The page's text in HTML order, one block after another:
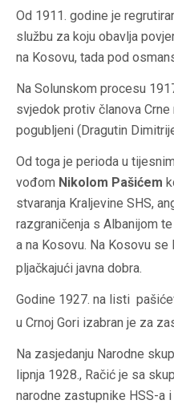
Od 1911. godine je
službu za koju obavlja
na Kosovu, tada pod
Na Solunskom procesu
svjedok protiv članova Crne
pogubljeni (Dragutin
Od toga je perioda u
vođom Nikolom Pašićem
stvaranja Kraljevine SHS,
razgraničenja s Albanijom
a na Kosovu. Na Kosovu
pljačkajući javna dobra.
Godine 1927. na listi
u Crnoj Gori izabran je za
Na zasjedanju Narodne
lipnja 1928., Račić je sa
narodne zastupnike HSS-a i